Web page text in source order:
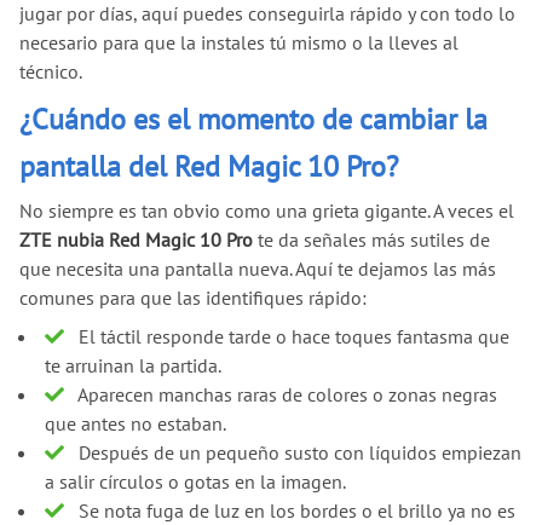
jugar por días, aquí puedes conseguirla rápido y con todo lo
necesario para que la instales tú mismo o la lleves al
técnico.
¿Cuándo es el momento de cambiar la
pantalla del Red Magic 10 Pro?
No siempre es tan obvio como una grieta gigante. A veces el
ZTE nubia Red Magic 10 Pro te da señales más sutiles de
que necesita una pantalla nueva. Aquí te dejamos las más
comunes para que las identifiques rápido:
El táctil responde tarde o hace toques fantasma que
te arruinan la partida.
Aparecen manchas raras de colores o zonas negras
que antes no estaban.
Después de un pequeño susto con líquidos empiezan
a salir círculos o gotas en la imagen.
Se nota fuga de luz en los bordes o el brillo ya no es